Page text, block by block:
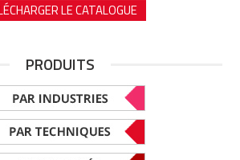
LE CATALOGUE
PRODUITS